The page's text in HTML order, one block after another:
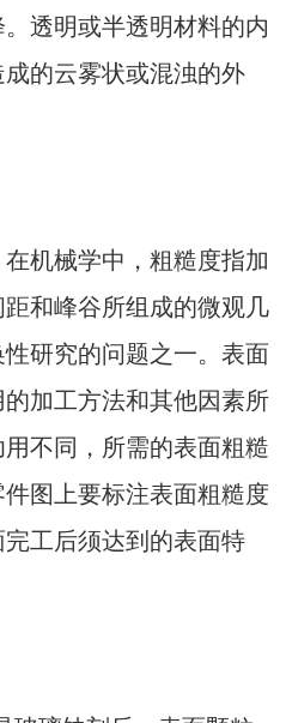
透明或半透明材料的内
的云雾状或混浊的外
机械学中，粗糙度指加
和峰谷所组成的微观几
研究的问题之一。表面
加工方法和其他因素所
不同，所需的表面粗糙
图上要标注表面粗糙度
工后须达到的表面特